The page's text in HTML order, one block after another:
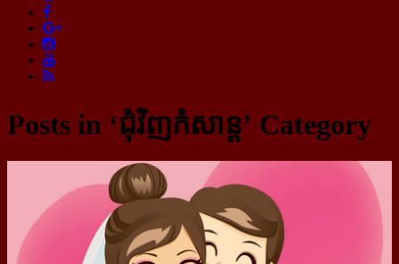
Posts in ‘ជុំវិញកំសាន្ដ’ Category